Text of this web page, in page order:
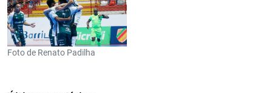
Foto de Renato Padilha